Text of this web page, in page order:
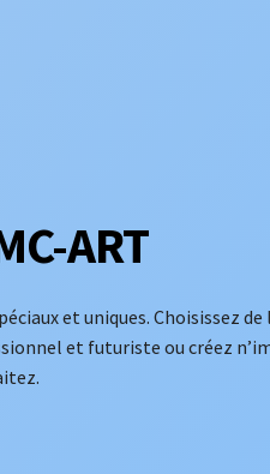
ART
et uniques. Choisissez de
et futuriste ou créez